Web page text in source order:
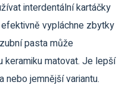
interdentální kartáčky
vypláchne zbytky
pasta může
keramiku matovat. Je lepší
nebo jemnější variantu.